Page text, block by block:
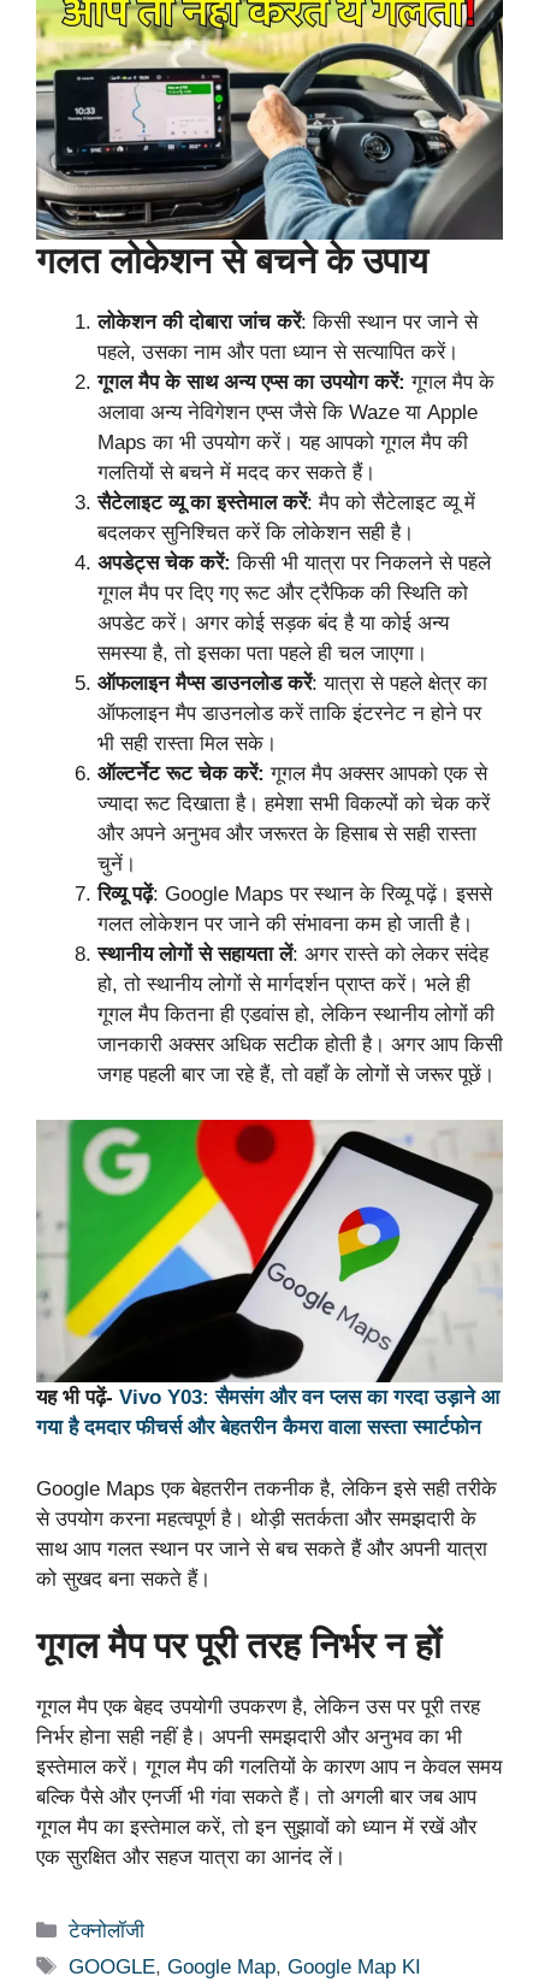
गलत लोकेशन से बचने के उपाय
लोकेशन की दोबारा जांच करें: किसी स्थान पर जाने से
पहले, उसका नाम और पता ध्यान से सत्यापित करें।
गूगल मैप के साथ अन्य एप्स का उपयोग करें: गूगल मैप के
अलावा अन्य नेविगेशन एप्स जैसे कि Waze या Apple
Maps का भी उपयोग करें। यह आपको गूगल मैप की
गलतियों से बचने में मदद कर सकते हैं।
सैटेलाइट व्यू का इस्तेमाल करें: मैप को सैटेलाइट व्यू में
बदलकर सुनिश्चित करें कि लोकेशन सही है।
अपडेट्स चेक करें: किसी भी यात्रा पर निकलने से पहले
गूगल मैप पर दिए गए रूट और ट्रैफिक की स्थिति को
अपडेट करें। अगर कोई सड़क बंद है या कोई अन्य
समस्या है, तो इसका पता पहले ही चल जाएगा।
ऑफलाइन मैप्स डाउनलोड करें: यात्रा से पहले क्षेत्र का
ऑफलाइन मैप डाउनलोड करें ताकि इंटरनेट न होने पर
भी सही रास्ता मिल सके।
ऑल्टर्नेट रूट चेक करें:गूगल मैप अक्सर आपको एक से
ज्यादा रूट दिखाता है। हमेशा सभी विकल्पों को चेक करें
और अपने अनुभव और जरूरत के हिसाब से सही रास्ता
चुनें।
रिव्यू पढ़ें: Google Maps पर स्थान के रिव्यू पढ़ें। इससे
गलत लोकेशन पर जाने की संभावना कम हो जाती है।
स्थानीय लोगों से सहायता लें: अगर रास्ते को लेकर संदेह
हो, तो स्थानीय लोगों से मार्गदर्शन प्राप्त करें। भले ही
गूगल मैप कितना ही एडवांस हो, लेकिन स्थानीय लोगों की
जानकारी अक्सर अधिक सटीक होती है। अगर आप किसी
जगह पहली बार जा रहे हैं, तो वहाँ के लोगों से जरूर पूछें।
यह भी पढ़ें- Vivo Y03: सैमसंग और वन प्लस का गरदा उड़ाने आ
गया है दमदार फीचर्स और बेहतरीन कैमरा वाला सस्ता स्मार्टफोन
Google Maps एक बेहतरीन तकनीक है, लेकिन इसे सही तरीके
से उपयोग करना महत्वपूर्ण है। थोड़ी सतर्कता और समझदारी के
साथ आप गलत स्थान पर जाने से बच सकते हैं और अपनी यात्रा
को सुखद बना सकते हैं।
गूगल मैप पर पूरी तरह निर्भर न हों
गूगल मैप एक बेहद उपयोगी उपकरण है, लेकिन उस पर पूरी तरह
निर्भर होना सही नहीं है। अपनी समझदारी और अनुभव का भी
इस्तेमाल करें। गूगल मैप की गलतियों के कारण आप न केवल समय
बल्कि पैसे और एनर्जी भी गंवा सकते हैं। तो अगली बार जब आप
गूगल मैप का इस्तेमाल करें, तो इन सुझावों को ध्यान में रखें और
एक सुरक्षित और सहज यात्रा का आनंद लें।
Categories
टेक्नोलॉजी
Tags
GOOGLE,Google Map,Google Map KI